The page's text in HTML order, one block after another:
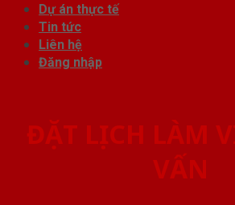
Dự án thực tế
Tin tức
Liên hệ
Đăng nhập
ĐẶT LỊCH LÀM
VẤN